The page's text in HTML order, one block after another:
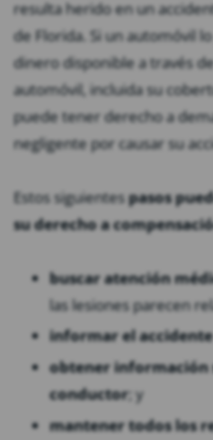
resulta herido en un
de Florida. Si un automóvil
dinero disponible a través
automóvil, incluida su
puede tener derecho a
negligente por causar su
Estos siguientespasos
su derecho a
buscar atención
las lesiones parecen
informar el
obtener información
conductor; y
mantener todos los